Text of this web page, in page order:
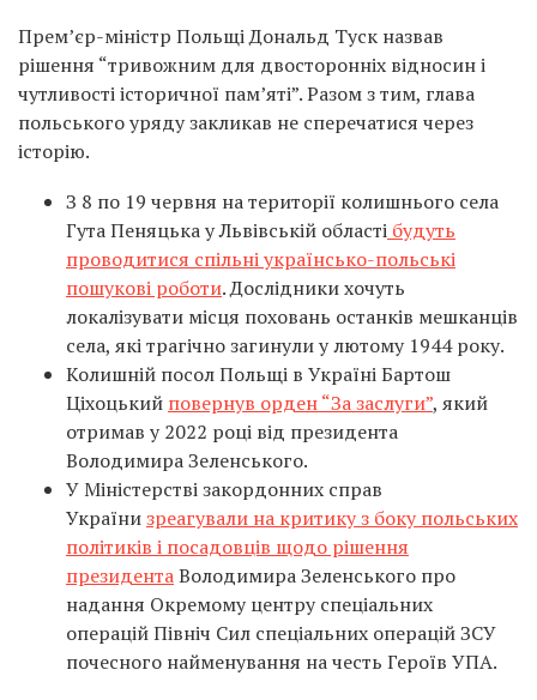
Прем’єр-міністр Польщі Дональд Туск назвав
рішення “тривожним для двосторонніх відносин і
чутливості історичної пам’яті”. Разом з тим, глава
польського уряду закликав не сперечатися через
історію.
З 8 по 19 червня на території колишнього села
Гута Пеняцька у Львівській області будуть
проводитися спільні українсько-польські
пошукові роботи. Дослідники хочуть
локалізувати місця поховань останків мешканців
села, які трагічно загинули у лютому 1944 року.
Колишній посол Польщі в Україні Бартош
Ціхоцький повернув орден “За заслуги”, який
отримав у 2022 році від президента
Володимира Зеленського.
У Міністерстві закордонних справ
Українизреагували на критику з боку польських
політиків і посадовців щодо рішення
президентаВолодимира Зеленського про
надання Окремому центру спеціальних
операцій Північ Сил спеціальних операцій ЗСУ
почесного найменування на честь Героїв УПА.